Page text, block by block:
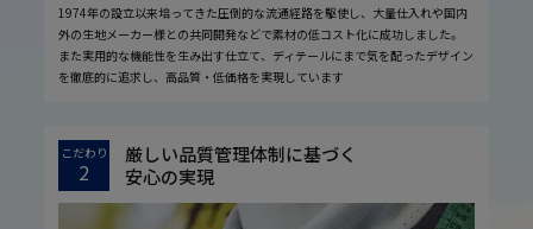
1974年の設立以来培ってきた圧倒的な流通経路を駆使し、大量仕入れや国内
外の生地メーカー様との共同開発などで素材の低コスト化に成功しました。
また実用的な機能性を生み出す仕立て、ディテールにまで気を配ったデザイン
を徹底的に追求し、高品質・低価格を実現しています
こだわり
2
厳しい品質管理体制に基づく
安心の実現